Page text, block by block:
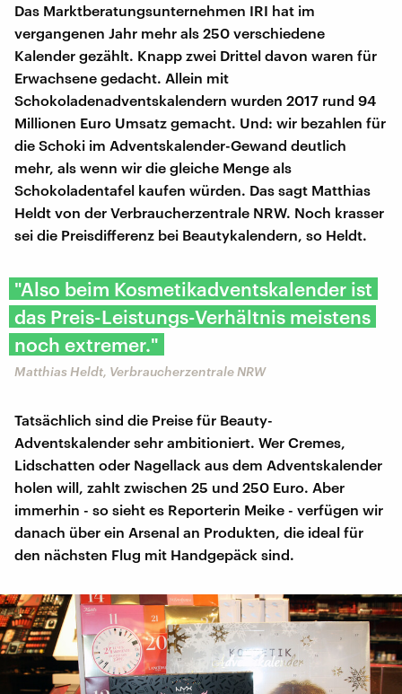
Das Marktberatungsunternehmen IRI hat im
vergangenen Jahr mehr als 250 verschiedene
Kalender gezählt. Knapp zwei Drittel davon waren für
Erwachsene gedacht. Allein mit
Schokoladenadventskalendern wurden 2017 rund 94
Millionen Euro Umsatz gemacht. Und: wir bezahlen für
die Schoki im Adventskalender-Gewand deutlich
mehr, als wenn wir die gleiche Menge als
Schokoladentafel kaufen würden. Das sagt Matthias
Heldt von der Verbraucherzentrale NRW. Noch krasser
sei die Preisdifferenz bei Beautykalendern, so Heldt.
"Also beim Kosmetikadventskalender ist
das Preis-Leistungs-Verhältnis meistens
noch extremer."
Matthias Heldt, Verbraucherzentrale NRW
Tatsächlich sind die Preise für Beauty-
Adventskalender sehr ambitioniert. Wer Cremes,
Lidschatten oder Nagellack aus dem Adventskalender
holen will, zahlt zwischen 25 und 250 Euro. Aber
immerhin - so sieht es Reporterin Meike - verfügen wir
danach über ein Arsenal an Produkten, die ideal für
den nächsten Flug mit Handgepäck sind.